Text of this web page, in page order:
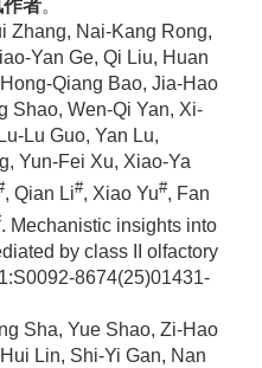
者。
Zhang, Nai-Kang Rong,
Yan Ge, Qi Liu, Huan
Qiang Bao, Jia-Hao
Shao, Wen-Qi Yan, Xi-
Lu Guo, Yan Lu,
Yun-Fei Xu, Xiao-Ya
, Qian Li#, Xiao Yu#, Fan
. Mechanistic insights into
by class II olfactory
8674(25)01431-
Sha, Yue Shao, Zi-Hao
Lin, Shi-Yi Gan, Nan